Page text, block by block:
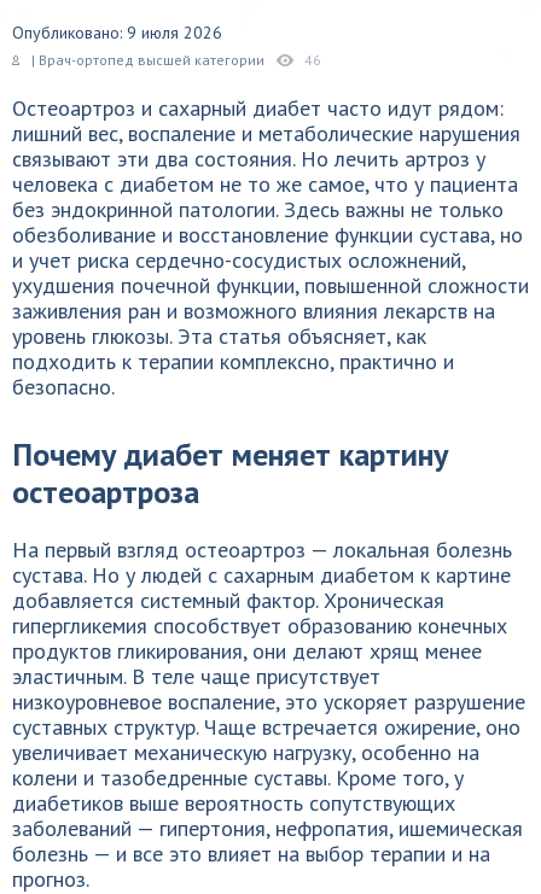
Опубликовано: 9 июля 2026
| Врач-ортопед высшей категории 46
Остеоартроз и сахарный диабет часто идут рядом:
лишний вес, воспаление и метаболические нарушения
связывают эти два состояния. Но лечить артроз у
человека с диабетом не то же самое, что у пациента
без эндокринной патологии. Здесь важны не только
обезболивание и восстановление функции сустава, но
и учет риска сердечно-сосудистых осложнений,
ухудшения почечной функции, повышенной сложности
заживления ран и возможного влияния лекарств на
уровень глюкозы. Эта статья объясняет, как
подходить к терапии комплексно, практично и
безопасно.
Почему диабет меняет картину
остеоартроза
На первый взгляд остеоартроз — локальная болезнь
сустава. Но у людей с сахарным диабетом к картине
добавляется системный фактор. Хроническая
гипергликемия способствует образованию конечных
продуктов гликирования, они делают хрящ менее
эластичным. В теле чаще присутствует
низкоуровневое воспаление, это ускоряет разрушение
суставных структур. Чаще встречается ожирение, оно
увеличивает механическую нагрузку, особенно на
колени и тазобедренные суставы. Кроме того, у
диабетиков выше вероятность сопутствующих
заболеваний — гипертония, нефропатия, ишемическая
болезнь — и все это влияет на выбор терапии и на
прогноз.